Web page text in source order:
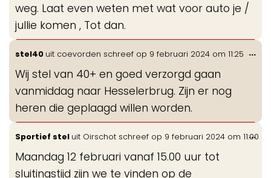
weg. Laat even weten met wat voor auto je /
jullie komen , Tot dan.
stel40 uit coevorden schreef op 9 februari 2024 om 11:25
Wij stel van 40+ en goed verzorgd gaan
vanmiddag naar Hesselerbrug. Zijn er nog
heren die geplaagd willen worden.
...
Sportief stel uit Oirschot schreef op 9 februari 2024 om 11:00
Maandag 12 februari vanaf 15.00 uur tot
sluitingstijd zijn we te vinden op de
...